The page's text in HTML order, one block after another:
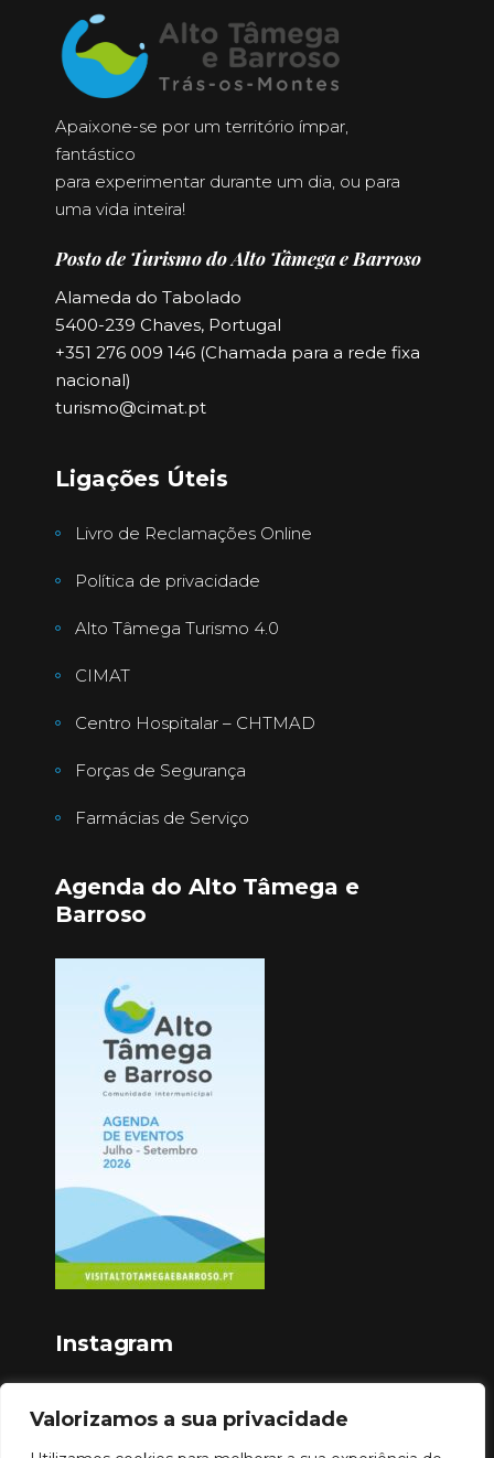
Valorizamos a sua privacidade
Apaixone-se por um território ímpar,
fantástico
para experimentar durante um dia, ou para
uma vida inteira!
Posto de Turismo do Alto Tâmega e Barroso
Alameda do Tabolado
5400-239 Chaves, Portugal
+351 276 009 146 (Chamada para a rede fixa
nacional)
turismo@cimat.pt
Ligações Úteis
Livro de Reclamações Online
Política de privacidade
Alto Tâmega Turismo 4.0
CIMAT
Centro Hospitalar – CHTMAD
Forças de Segurança
Farmácias de Serviço
Agenda do Alto Tâmega e
Barroso
Instagram